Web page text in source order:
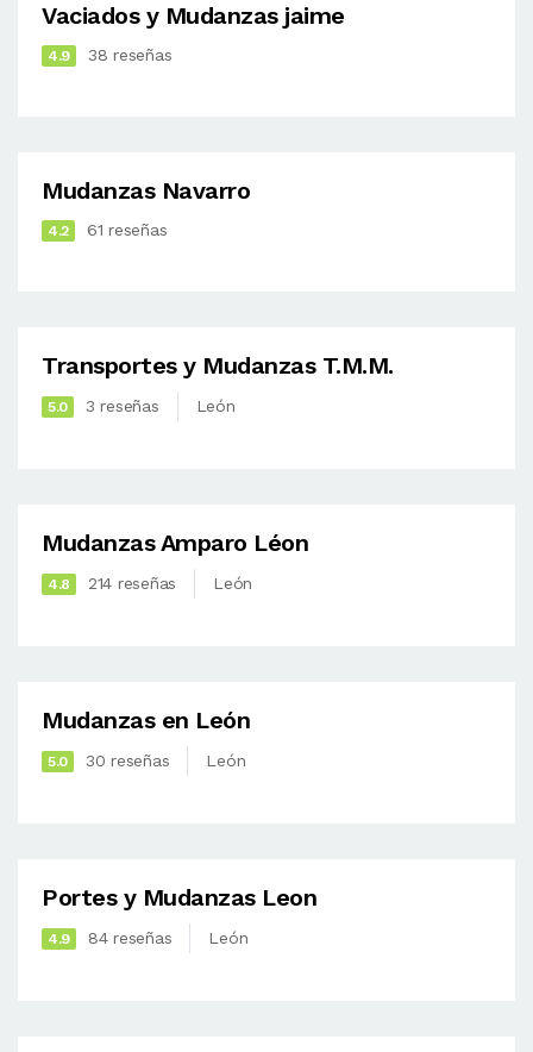
Vaciados y Mudanzas jaime
4.9 38 reseñas
Mudanzas Navarro
4.2 61 reseñas
Transportes y Mudanzas T.M.M.
5.0 3 reseñas León
Mudanzas Amparo Léon
4.8 214 reseñas León
Mudanzas en León
5.0 30 reseñas León
Portes y Mudanzas Leon
4.9 84 reseñas León